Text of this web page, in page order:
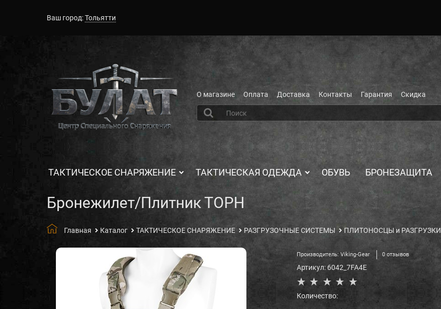
Ваш город:Тольятти
О магазине Оплата Доставка Контакты Гарантия Скидка
ТАКТИЧЕСКОЕ СНАРЯЖЕНИЕ ТАКТИЧЕСКАЯ ОДЕЖДА ОБУВЬ БРОНЕЗАЩИТА
Бронежилет/Плитник ТОРН
Главная Каталог ТАКТИЧЕСКОЕ СНАРЯЖЕНИЕ РАЗГРУЗОЧНЫЕ СИСТЕМЫ ПЛИТОНОСЦЫ и РАЗГРУЗКИ
Производитель: Viking-Gear 0 отзывов
Артикул: 6042_7FA4E
Количество: